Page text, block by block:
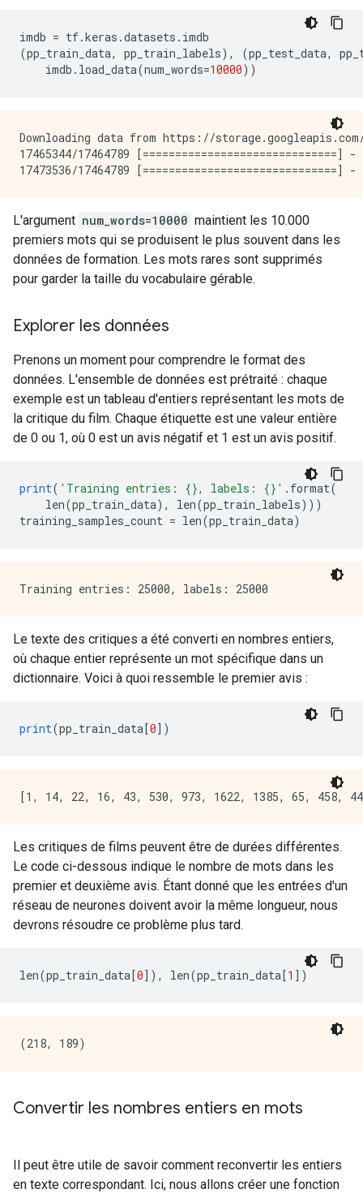
imdb = tf.keras .datasets . imdb
(pp_train_data, pp_train_labels), (pp_test_data,
imdb . load_data(num_words=10000))
Downloading data from https://
17465344/17464789
L'argument num_words=10000 maintient les 10.000
premiers mots qui se produisent le plus souvent dans les
données de formation. Les mots rares sont supprimés
pour garder la taille du vocabulaire gérable.
Explorer les données
Prenons un moment pour comprendre le format des
données. L'ensemble de données est prétraité : chaque
exemple est un tableau d'entiers représentant les mots de
la critique du film. Chaque étiquette est une valeur entière
de 0 ou 1, où 0 est un avis négatif et 1 est un avis positif.
print( 'Training entries: {}, labels: {}' . format(
len(pp_train_data), len(pp_train_labels)))
training_samples_count = len(pp_train_data)
Le texte des critiques a été converti en nombres entiers,
où chaque entier représente un mot spécifique dans un
dictionnaire. Voici à quoi ressemble le premier avis :
print(pp_train_data[0])
Les critiques de films peuvent être de durées différentes.
Le code ci-dessous indique le nombre de mots dans les
premier et deuxième avis. Étant donné que les entrées d'un
réseau de neurones doivent avoir la même longueur, nous
devrons résoudre ce problème plus tard.
len(pp_train_data[0]), len(pp_train_data[1 ])
Convertir les nombres entiers en mots
Il peut être utile de savoir comment reconvertir les entiers
en texte correspondant. Ici, nous allons créer une fonction